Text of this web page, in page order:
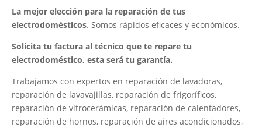
La mejor elección para la reparación de tus
electrodomésticos. Somos rápidos eficaces y económicos.
Solicita tu factura al técnico que te repare tu
electrodoméstico, esta será tu garantía.
Trabajamos con expertos en reparación de lavadoras,
reparación de lavavajillas, reparación de frigoríficos,
reparación de vitrocerámicas, reparación de calentadores,
reparación de hornos, reparación de aires acondicionados,